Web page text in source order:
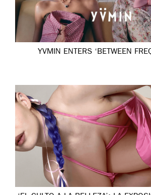
YVMIN ENTERS ‘BETWEEN